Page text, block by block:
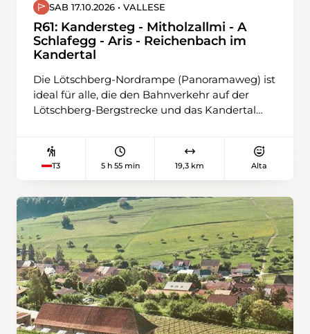
SAB 17.10.2026 • VALLESE
R61: Kandersteg - Mitholzallmi - A
Schlafegg - Aris - Reichenbach im
Kandertal
Die Lötschberg-Nordrampe (Panoramaweg) ist
ideal für alle, die den Bahnverkehr auf der
Lötschberg-Bergstrecke und das Kandertal
luftigen Höhen über der Bahnlinie verläuft und
so beeindruckende Ausblicke auf die Viadukte
Kandertal bietet. Seit Sommer 2019
verschönern renovierte Informationstafeln,
Bänke und Grillplätze diesen ikonischen
Wanderweg im oberen Kandertal.
T3 5 h 55 min 19,3 km Alta